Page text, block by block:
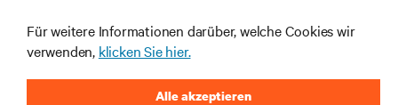
UNTERNEHMEN
Für weitere Informationen darüber, welche Cookies wir
verwenden, klicken Sie hier.
Alle akzeptieren